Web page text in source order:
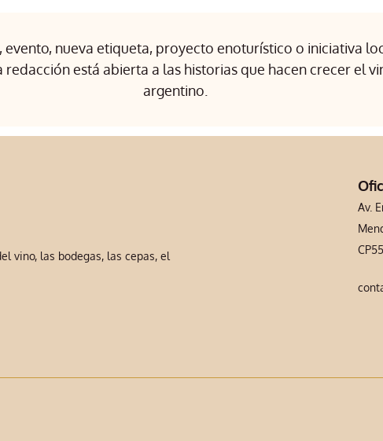
evento, nueva etiqueta, proyecto enoturístico o iniciativa
redacción está abierta a las historias que hacen crecer el
argentino.
vino, las bodegas, las cepas, el
Av.